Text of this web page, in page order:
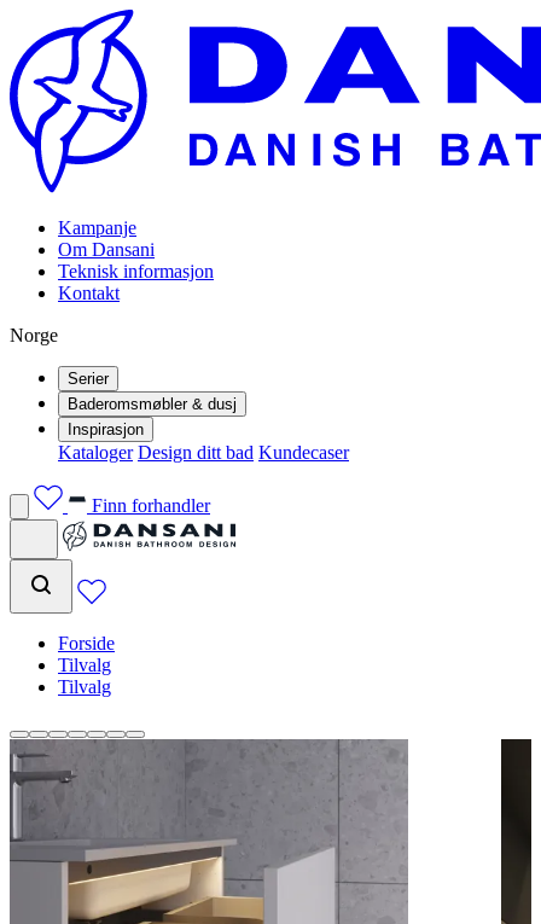
Kampanje
Om Dansani
Teknisk informasjon
Kontakt
Norge
Serier
Baderomsmøbler & dusj
Inspirasjon
Kataloger Design ditt bad Kundecaser
Finn forhandler
Forside
Tilvalg
Tilvalg